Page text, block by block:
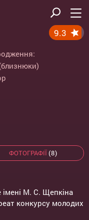
9.3
ФОТОГРАФІЇ(8)
М. С. Щепкіна
конкурсу молодих